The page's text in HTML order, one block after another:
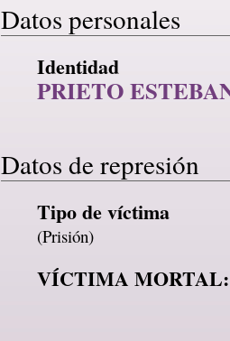
Datos personales
Identidad
PRIETO
Datos de represión
Tipo de víctima
(Prisión)
VÍCTIMA MORTAL: